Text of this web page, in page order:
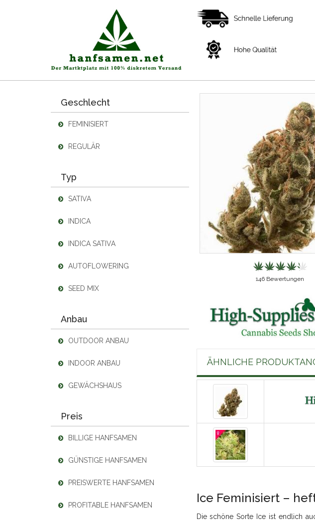
Geschlecht
FEMINISIERT
REGULÄR
Typ
SATIVA
INDICA
INDICA SATIVA
AUTOFLOWERING
SEED MIX
Anbau
OUTDOOR ANBAU
INDOOR ANBAU
GEWÄCHSHAUS
Preis
BILLIGE HANFSAMEN
GÜNSTIGE HANFSAMEN
PREISWERTE HANFSAMEN
PROFITABLE HANFSAMEN
146Bewertungen
ÄHNLICHE
Ice Feminisiert –
Die schöne Sorte Ice ist endlich